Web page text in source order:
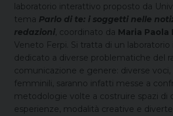
laboratorio interattivo proposto da
tema Parlo di te: i soggetti nelle
redazioni, coordinato da Maria Paola
Veneto Ferpi. Si tratta di un
dedicato a diverse problematiche del
comunicazione e genere: diverse voci,
femminili, saranno infatti messe a
metodologie volte a costruire spazi di
esperienze, modalità creative e